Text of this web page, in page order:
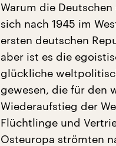
Warum die
sich nach 1945 im
ersten deutschen
aber ist es die
glückliche
gewesen, die für den
Wiederaufstieg der
Flüchtlinge und
Osteuropa strömten